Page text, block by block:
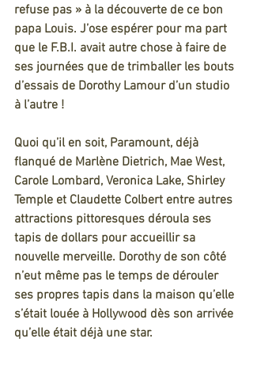
refuse pas » à la découverte de ce bon
papa Louis. J’ose espérer pour ma part
que le F.B.I. avait autre chose à faire de
ses journées que de trimballer les bouts
d’essais de Dorothy Lamour d’un studio
à l’autre !
Quoi qu’il en soit, Paramount, déjà
flanqué de Marlène Dietrich, Mae West,
Carole Lombard, Veronica Lake, Shirley
Temple et Claudette Colbert entre autres
attractions pittoresques déroula ses
tapis de dollars pour accueillir sa
nouvelle merveille. Dorothy de son côté
n’eut même pas le temps de dérouler
ses propres tapis dans la maison qu’elle
s’était louée à Hollywood dès son arrivée
qu’elle était déjà une star.